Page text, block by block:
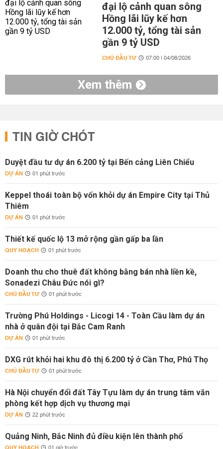
đại lộ cảnh quan sông
Hồng lãi lũy kế hơn
12.000 tỷ, tổng tài sản
gần 9 tỷ USD
CHỦ ĐẦU TƯ 07:00 | 04/08/2026
Xem thêm
TIN GIỜ CHÓT
Duyệt đầu tư dự án 6.200 tỷ tại Bến cảng Liên Chiểu
DỰ ÁN 01 phút trước
Keppel thoái toàn bộ vốn khỏi dự án Empire City tại Thủ
Thiêm
DỰ ÁN 01 phút trước
Thiết kế quốc lộ 13 mở rộng gần gấp ba lần
QUY HOẠCH 01 phút trước
Doanh thu cho thuê đất không bằng bán nhà liền kề,
Sonadezi Châu Đức nói gì?
CHỦ ĐẦU TƯ 01 phút trước
Trường Phú Holdings - Licogi 14 - Toàn Cầu làm dự án
nhà ở quân đội tại Bắc Cam Ranh
DỰ ÁN 01 phút trước
DXG rút khỏi hai khu đô thị 6.200 tỷ ở Cần Thơ, Phú Thọ
CHỦ ĐẦU TƯ 01 phút trước
Hà Nội chuyển đổi đất Tây Tựu làm dự án trung tâm văn
phòng kết hợp dịch vụ thương mại
DỰ ÁN 22 phút trước
Quảng Ninh, Bắc Ninh đủ điều kiện lên thành phố